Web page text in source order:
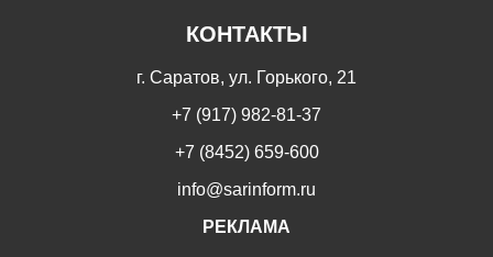
КОНТАКТЫ
г. Саратов, ул. Горького, 21
+7 (917) 982-81-37
+7 (8452) 659-600
info@sarinform.ru
РЕКЛАМА